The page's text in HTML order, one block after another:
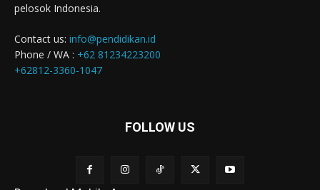
pelosok Indonesia.
Contact us: info@pendidikan.id
Phone / WA : +62 81234223200
+62812-3360-1047
FOLLOW US